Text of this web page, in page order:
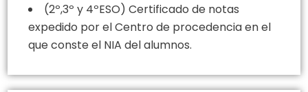
(2º,3º y 4ºESO) Certificado de notas
expedido por el Centro de procedencia en el
que conste el NIA del alumnos.